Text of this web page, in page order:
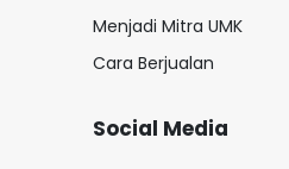
Menjadi Mitra UMK
Cara Berjualan
Social Media